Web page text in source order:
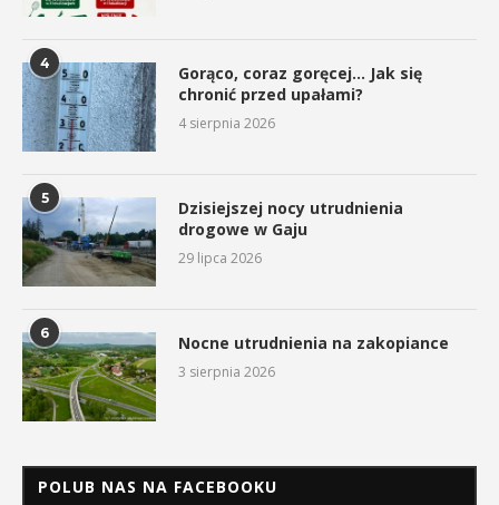
4
Gorąco, coraz goręcej… Jak się
chronić przed upałami?
4 sierpnia 2026
5
Dzisiejszej nocy utrudnienia
drogowe w Gaju
29 lipca 2026
6 Nocne utrudnienia na zakopiance
3 sierpnia 2026
POLUB NAS NA FACEBOOKU